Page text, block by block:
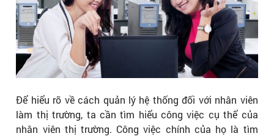
Để hiểu rõ về cách quản lý hệ thống đối với nhân viên
làm thị trường, ta cần tìm hiểu công việc cụ thể của
nhân viên thị trường. Công việc chính của họ là tìm